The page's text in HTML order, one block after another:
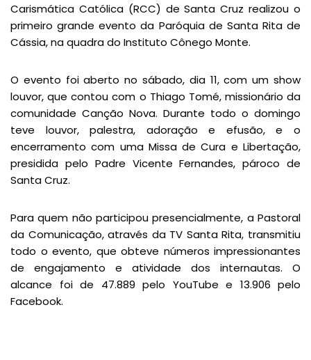
Carismática Católica (RCC) de Santa Cruz realizou o
primeiro grande evento da Paróquia de Santa Rita de
Cássia, na quadra do Instituto Cônego Monte.
O evento foi aberto no sábado, dia 11, com um show
louvor, que contou com o Thiago Tomé, missionário da
comunidade Canção Nova. Durante todo o domingo
teve louvor, palestra, adoração e efusão, e o
encerramento com uma Missa de Cura e Libertação,
presidida pelo Padre Vicente Fernandes, pároco de
Santa Cruz.
Para quem não participou presencialmente, a Pastoral
da Comunicação, através da TV Santa Rita, transmitiu
todo o evento, que obteve números impressionantes
de engajamento e atividade dos internautas. O
alcance foi de 47.889 pelo YouTube e 13.906 pelo
Facebook.